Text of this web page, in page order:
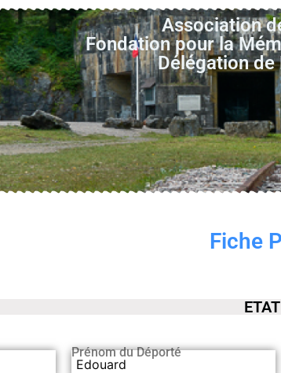
Association
Fondation pour la
Délégation de
Fiche
Prénom du Déporté
Edouard